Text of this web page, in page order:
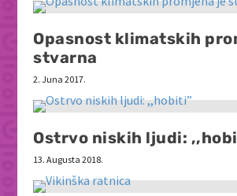
Opasnost klimatskih
stvarna
2. Juna 2017.
Ostrvo niskih ljudi:
13. Augusta 2018.